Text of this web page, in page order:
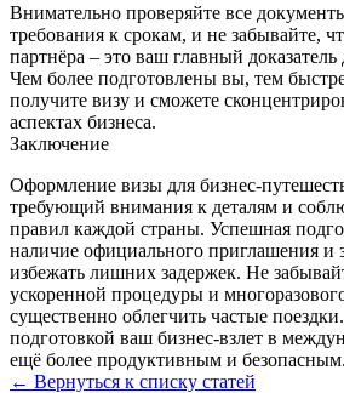
Внимательно проверяйте все
требования к срокам, и не забывайте,
партнёра – это ваш главный
Чем более подготовлены вы, тем
получите визу и сможете
аспектах бизнеса.
Заключение
Оформление визы для
требующий внимания к деталям и
правил каждой страны. Успешная
наличие официального приглашения и
избежать лишних задержек. Не
ускоренной процедуры и
существенно облегчить частые
подготовкой ваш бизнес‑взлет в
ещё более продуктивным и безопасным.
← Вернуться к списку статей